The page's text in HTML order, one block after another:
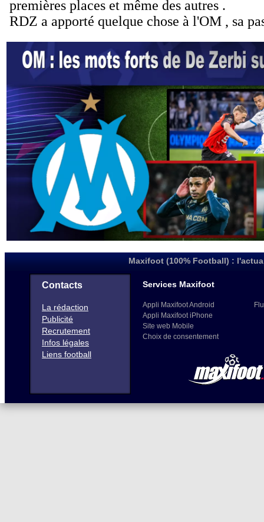
Maxifoot (100% Football) :
Contacts
La rédaction
Publicité
Recrutement
Infos légales
Liens football
Services Maxifoot
Appli Maxifoot Android
Appli Maxifoot iPhone
Site web Mobile
Choix de consentement